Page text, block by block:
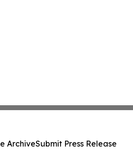
ArchiveSubmit Press Release